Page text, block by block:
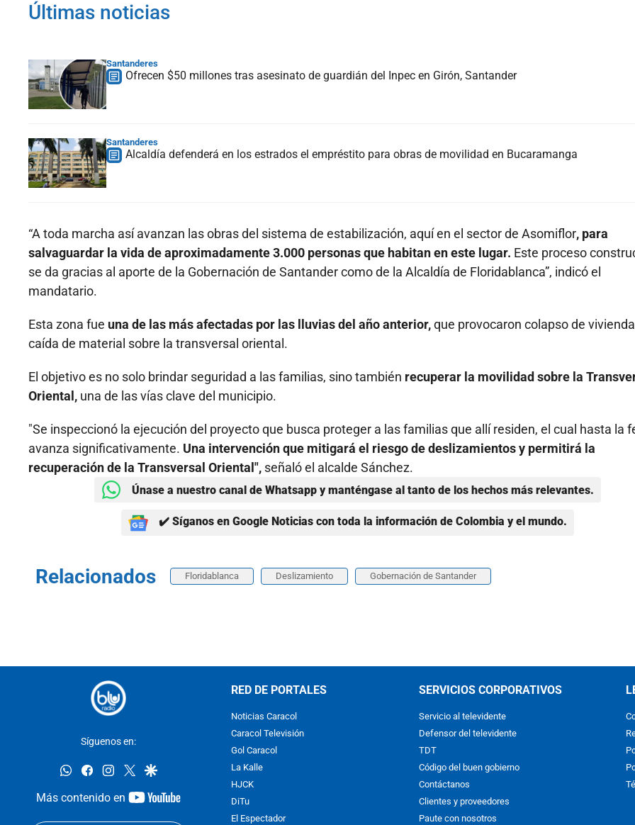
Últimas noticias
Santanderes
Ofrecen $50 millones tras asesinato de guardián del Inpec en Girón, Santander
Santanderes
Alcaldía defenderá en los estrados el empréstito para obras de movilidad en Bucaramanga
“A toda marcha así avanzan las obras del sistema de estabilización, aquí en el sector de Asomiflor, para
salvaguardar la vida de aproximadamente 3.000 personas que habitan en este lugar. Este proceso
se da gracias al aporte de la Gobernación de Santander como de la Alcaldía de Floridablanca”, indicó el
mandatario.
Esta zona fue una de las más afectadas por las lluvias del año anterior,que provocaron colapso de
caída de material sobre la transversal oriental.
El objetivo es no solo brindar seguridad a las familias, sino también recuperar la movilidad sobre la
Oriental, una de las vías clave del municipio.
"Se inspeccionó la ejecución del proyecto que busca proteger a las familias que allí residen, el cual hasta la
avanza significativamente. Una intervención que mitigará el riesgo de deslizamientos y permitirá la
recuperación de la Transversal Oriental", señaló el alcalde Sánchez.
Únase a nuestro canal de Whatsapp y manténgase al tanto de los hechos más relevantes.
✔️ Síganos en Google Noticias con toda la información de Colombia y el mundo.
Relacionados Floridablanca Deslizamiento Gobernación de Santander
Síguenos en:
whatsappfacebookinstagram
twittergoogle
Más contenido en
youtube-
RED DE PORTALES
Noticias Caracol
Caracol Televisión
Gol Caracol
La Kalle
HJCK
DiTu
El Espectador
SERVICIOS CORPORATIVOS
Servicio al televidente
Defensor del televidente
TDT
Código del buen gobierno
Contáctanos
Clientes y proveedores
Paute con nosotros